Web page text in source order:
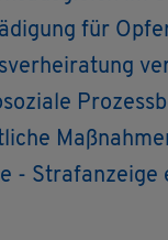
für
- Straf­an­zei­ge